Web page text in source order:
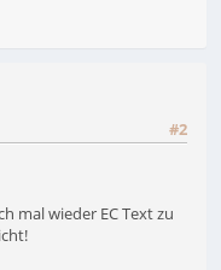
#2
mal wieder EC Text zu